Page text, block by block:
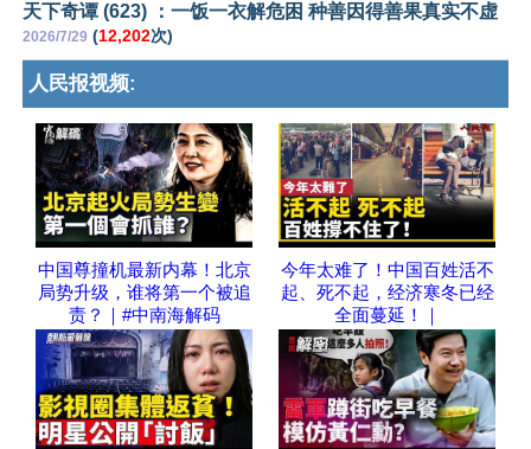
天下奇谭 (623) ：一饭一衣解危困 种善因得善果真实不虚
2026/7/29 (12,202次)
人民报视频:
中国尊撞机最新内幕！北京
局势升级，谁将第一个被追
责？｜#中南海解码
今年太难了！中国百姓活不
起、死不起，经济寒冬已经
全面蔓延！｜